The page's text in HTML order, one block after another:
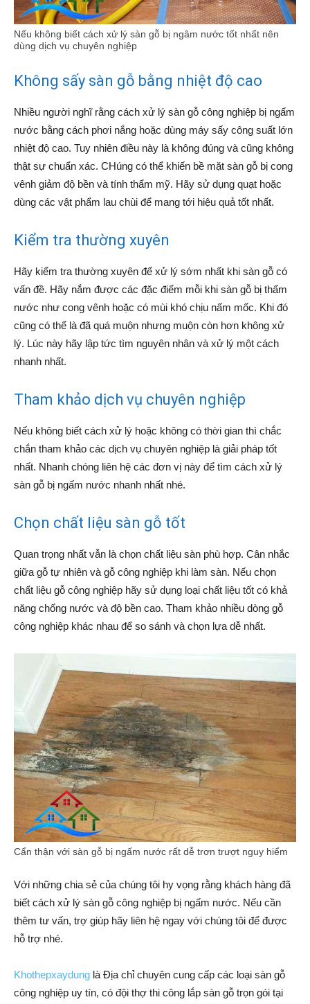
Nếu không biết cách xử lý sàn gỗ bị ngâm nước tốt nhất nên
dùng dịch vụ chuyên nghiệp
Không sấy sàn gỗ bằng nhiệt độ cao
Nhiều người nghĩ rằng cách xử lý sàn gỗ công nghiệp bị ngấm
nước bằng cách phơi nắng hoặc dùng máy sấy công suất lớn
nhiệt độ cao. Tuy nhiên điều này là không đúng và cũng không
thật sự chuẩn xác. CHúng có thể khiến bề mặt sàn gỗ bị cong
vênh giảm độ bền và tính thẩm mỹ. Hãy sử dụng quạt hoặc
dùng các vật phẩm lau chùi để mang tới hiệu quả tốt nhất.
Kiểm tra thường xuyên
Hãy kiểm tra thường xuyên để xử lý sớm nhất khi sàn gỗ có
vấn đề. Hãy nắm được các đặc điểm mỗi khi sàn gỗ bị thấm
nước như cong vênh hoặc có mùi khó chịu nấm mốc. Khi đó
cũng có thể là đã quá muộn nhưng muộn còn hơn không xử
lý. Lúc này hãy lập tức tìm nguyên nhân và xử lý một cách
nhanh nhất.
Tham khảo dịch vụ chuyên nghiệp
Nếu không biết cách xử lý hoặc không có thời gian thì chắc
chắn tham khảo các dịch vụ chuyên nghiệp là giải pháp tốt
nhất. Nhanh chóng liên hệ các đơn vị này để tìm cách xử lý
sàn gỗ bị ngấm nước nhanh nhất nhé.
Chọn chất liệu sàn gỗ tốt
Quan trọng nhất vẫn là chọn chất liệu sàn phù hợp. Cân nhắc
giữa gỗ tự nhiên và gỗ công nghiệp khi làm sàn. Nếu chọn
chất liệu gỗ công nghiệp hãy sử dụng loại chất liệu tốt có khả
năng chống nước và độ bền cao. Tham khảo nhiều dòng gỗ
công nghiệp khác nhau để so sánh và chọn lựa dễ nhất.
Cẩn thận với sàn gỗ bị ngấm nước rất dễ trơn trượt nguy hiểm
Với những chia sẻ của chúng tôi hy vọng rằng khách hàng đã
biết cách xử lý sàn gỗ công nghiệp bị ngấm nước. Nếu cần
thêm tư vấn, trợ giúp hãy liên hệ ngay với chúng tôi để được
hỗ trợ nhé.
Khothepxaydung là Địa chỉ chuyên cung cấp các loại sàn gỗ
công nghiệp uy tín, có đội thợ thi công lắp sàn gỗ trọn gói tại